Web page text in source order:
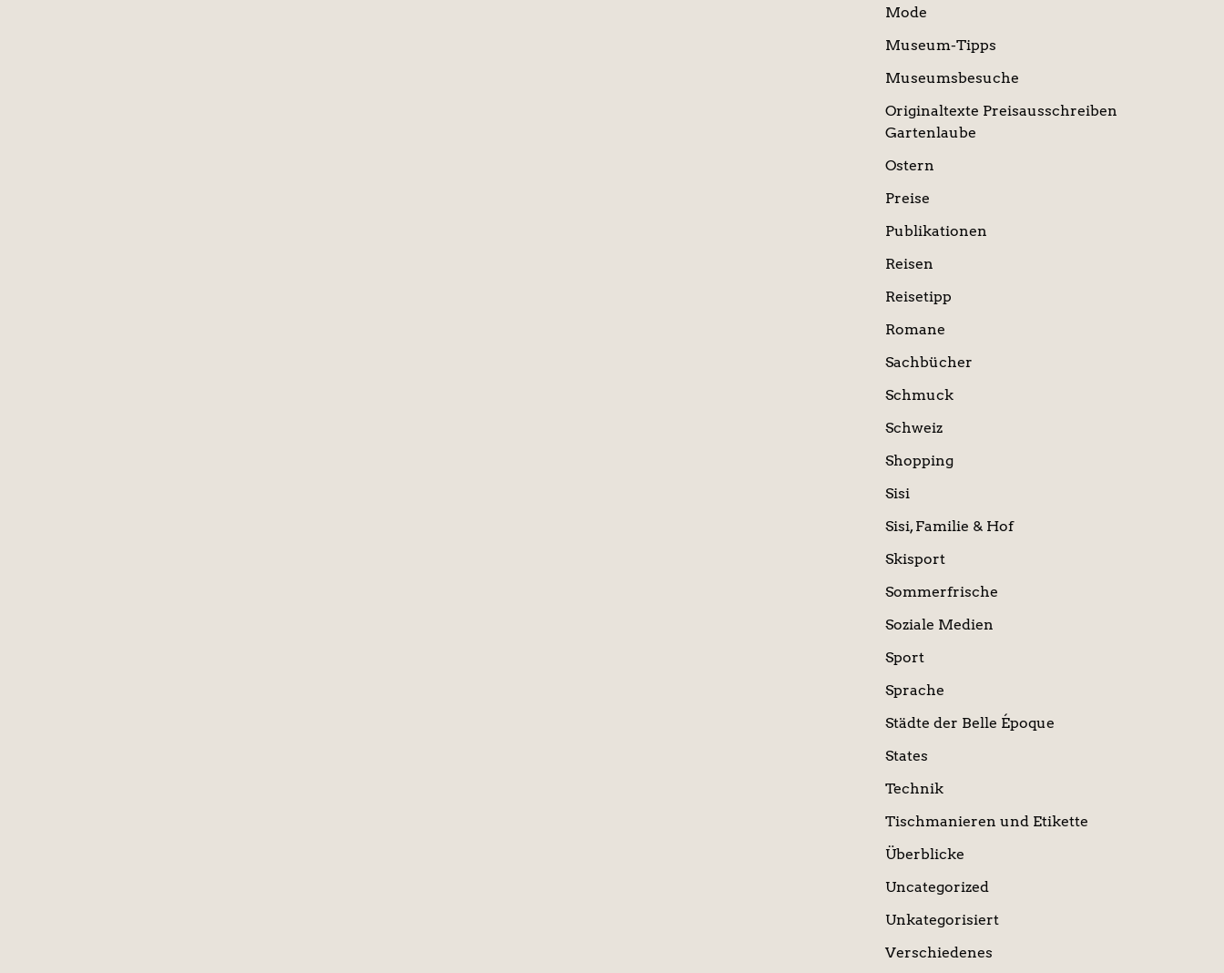
Mode
Museum-Tipps
Museumsbesuche
Originaltexte Preisausschreiben
Gartenlaube
Ostern
Preise
Publikationen
Reisen
Reisetipp
Romane
Sachbücher
Schmuck
Schweiz
Shopping
Sisi
Sisi, Familie & Hof
Skisport
Sommerfrische
Soziale Medien
Sport
Sprache
Städte der Belle Époque
States
Technik
Tischmanieren und Etikette
Überblicke
Uncategorized
Unkategorisiert
Verschiedenes